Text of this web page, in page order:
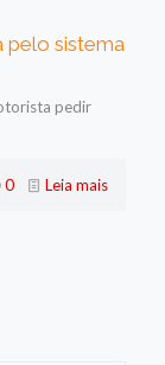
pelo sistema
pedir
0 Leia mais